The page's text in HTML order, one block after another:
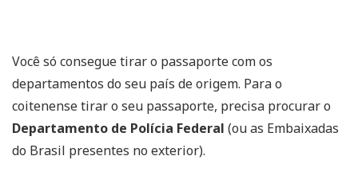
Você só consegue tirar o passaporte com os
departamentos do seu país de origem. Para o
coitenense tirar o seu passaporte, precisa procurar o
Departamento de Polícia Federal (ou as Embaixadas
do Brasil presentes no exterior).